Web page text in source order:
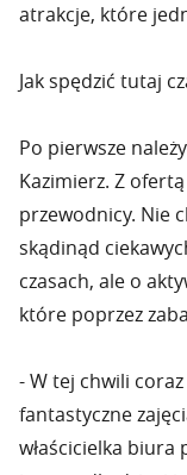
atrakcje, które
Jak spędzić tutaj
Po pierwsze
Kazimierz. Z
przewodnicy. Nie
skądinąd
czasach, ale o
które poprzez
- W tej chwili
fantastyczne
właścicielka